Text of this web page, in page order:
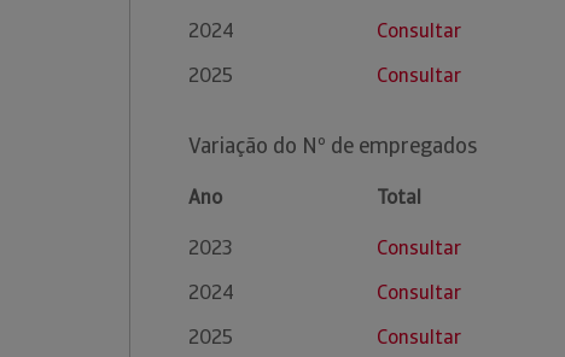
2024
Consultar
2025
Consultar
Variação do Nº de empregados
Ano Total
2023
Consultar
2024
Consultar
2025
Consultar